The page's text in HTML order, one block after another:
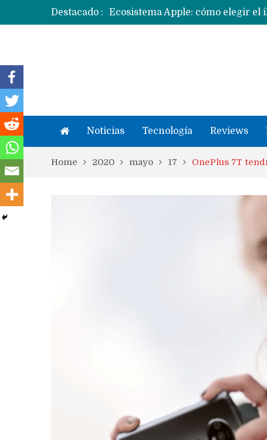
Destacado :
Apple dice que más ex
Noticias Tecnología Reviews
Home 2020 mayo 17 OnePlus 7T